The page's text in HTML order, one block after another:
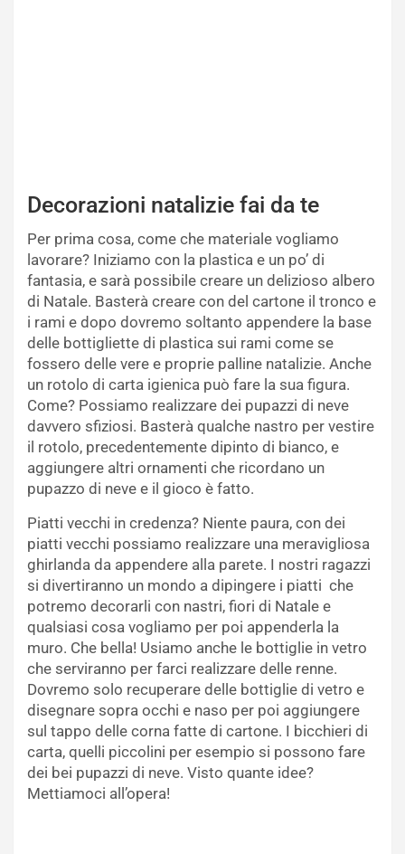
Decorazioni natalizie fai da te
Per prima cosa, come che materiale vogliamo
lavorare? Iniziamo con la plastica e un po’ di
fantasia, e sarà possibile creare un delizioso albero
di Natale. Basterà creare con del cartone il tronco e
i rami e dopo dovremo soltanto appendere la base
delle bottigliette di plastica sui rami come se
fossero delle vere e proprie palline natalizie. Anche
un rotolo di carta igienica può fare la sua figura.
Come? Possiamo realizzare dei pupazzi di neve
davvero sfiziosi. Basterà qualche nastro per vestire
il rotolo, precedentemente dipinto di bianco, e
aggiungere altri ornamenti che ricordano un
pupazzo di neve e il gioco è fatto.
Piatti vecchi in credenza? Niente paura, con dei
piatti vecchi possiamo realizzare una meravigliosa
ghirlanda da appendere alla parete. I nostri ragazzi
si divertiranno un mondo a dipingere i piatti che
potremo decorarli con nastri, fiori di Natale e
qualsiasi cosa vogliamo per poi appenderla la
muro. Che bella! Usiamo anche le bottiglie in vetro
che serviranno per farci realizzare delle renne.
Dovremo solo recuperare delle bottiglie di vetro e
disegnare sopra occhi e naso per poi aggiungere
sul tappo delle corna fatte di cartone. I bicchieri di
carta, quelli piccolini per esempio si possono fare
dei bei pupazzi di neve. Visto quante idee?
Mettiamoci all’opera!